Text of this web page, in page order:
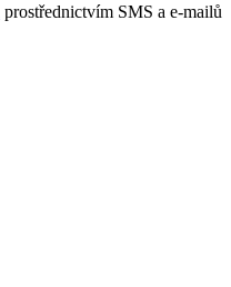
prostřednictvím SMS a e-mailů